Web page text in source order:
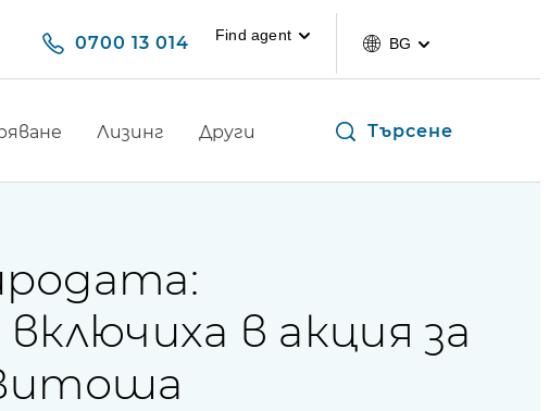
0700 13 014 Find agent BG
Лизинг Други Търсене
в акция за